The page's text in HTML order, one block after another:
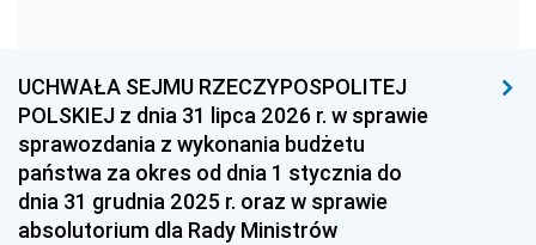
1954 1953 1952
1951 1950
1948 1947 1946
1939 1938
UCHWAŁA SEJMU RZECZYPOSPOLITEJ
POLSKIEJ z dnia 31 lipca 2026 r. w sprawie
sprawozdania z wykonania budżetu
państwa za okres od dnia 1 stycznia do
dnia 31 grudnia 2025 r. oraz w sprawie
absolutorium dla Rady Ministrów